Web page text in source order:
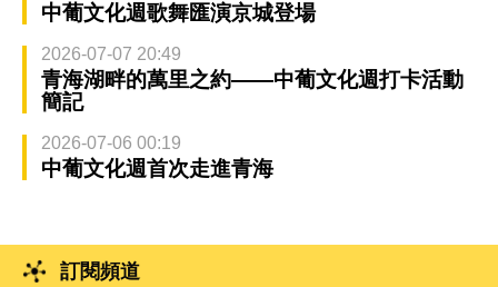
中葡文化週歌舞匯演京城登場
2026-07-07 20:49
青海湖畔的萬里之約——中葡文化週打卡活動
簡記
2026-07-06 00:19
中葡文化週首次走進青海
訂閱頻道